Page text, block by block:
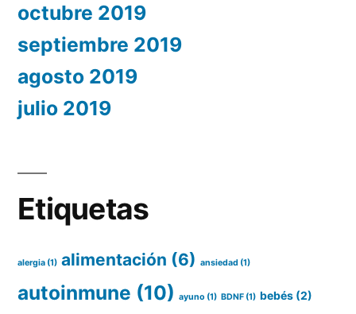
octubre 2019
septiembre 2019
agosto 2019
julio 2019
Etiquetas
alergia (1) alimentación (6) ansiedad (1)
autoinmune (10) ayuno (1) BDNF (1) bebés (2)